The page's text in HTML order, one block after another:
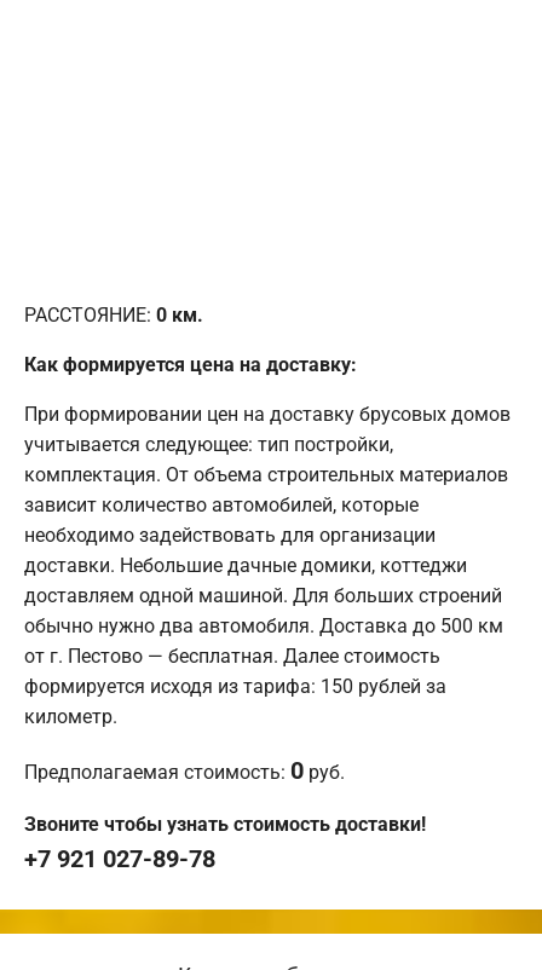
РАССТОЯНИЕ: 0 км.
Как формируется цена на доставку:
При формировании цен на доставку брусовых домов
учитывается следующее: тип постройки,
комплектация. От объема строительных материалов
зависит количество автомобилей, которые
необходимо задействовать для организации
доставки. Небольшие дачные домики, коттеджи
доставляем одной машиной. Для больших строений
обычно нужно два автомобиля. Доставка до 500 км
от г. Пестово — бесплатная. Далее стоимость
формируется исходя из тарифа: 150 рублей за
километр.
Предполагаемая стоимость: 0 руб.
Звоните чтобы узнать стоимость доставки!
+7 921 027-89-78